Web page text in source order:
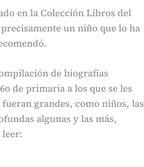
en la Colección Libros del
un niño que lo ha
de biografías
de primaria a los que se les
grandes, como niños, las
algunas y las más,